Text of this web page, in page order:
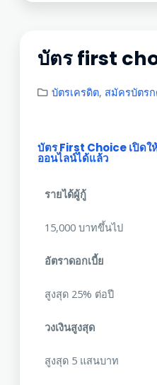
บัตร first
บัตรเครดิต, สมัครบัตรก
บัตร First Choice เปิดใ
ออนไลน์ได้แล้ว
รายได้ผู้กู้
15,000 บาทขึ้นไป
อัตราดอกเบี้ย
สูงสุด 25% ต่อปี
วงเงินสูงสุด
สูงสุด 5 แสนบาท